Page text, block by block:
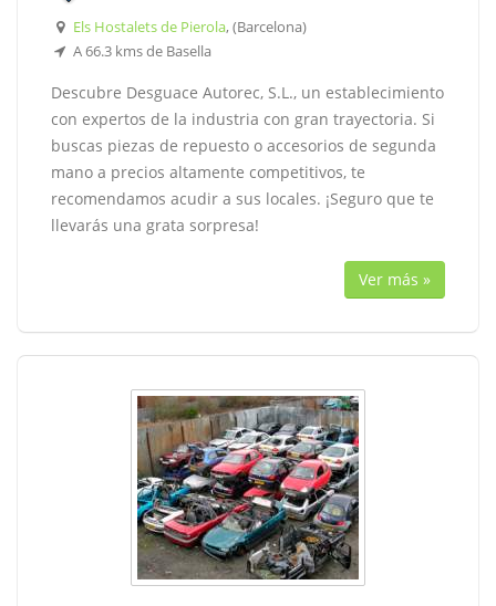
Els Hostalets de Pierola, (Barcelona)
A 66.3 kms de Basella
Descubre Desguace Autorec, S.L., un establecimiento
con expertos de la industria con gran trayectoria. Si
buscas piezas de repuesto o accesorios de segunda
mano a precios altamente competitivos, te
recomendamos acudir a sus locales. ¡Seguro que te
llevarás una grata sorpresa!
Ver más »